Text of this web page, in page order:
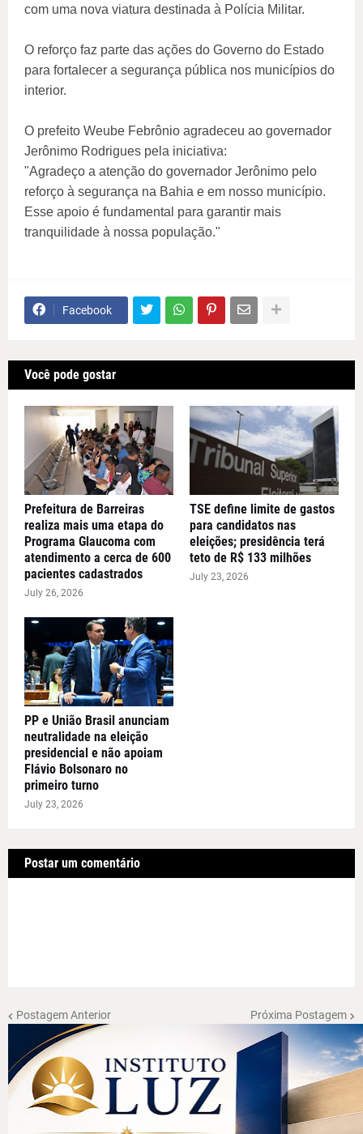
com uma nova viatura destinada à Polícia Militar.
O reforço faz parte das ações do Governo do Estado
para fortalecer a segurança pública nos municípios do
interior.
O prefeito Weube Febrônio agradeceu ao governador
Jerônimo Rodrigues pela iniciativa:
"Agradeço a atenção do governador Jerônimo pelo
reforço à segurança na Bahia e em nosso município.
Esse apoio é fundamental para garantir mais
tranquilidade à nossa população."
Facebook
Você pode gostar
Prefeitura de Barreiras
realiza mais uma etapa do
Programa Glaucoma com
atendimento a cerca de 600
pacientes cadastrados
July 26, 2026
TSE define limite de gastos
para candidatos nas
eleições; presidência terá
teto de R$ 133 milhões
July 23, 2026
PP e União Brasil anunciam
neutralidade na eleição
presidencial e não apoiam
Flávio Bolsonaro no
primeiro turno
July 23, 2026
Postar um comentário
Postagem Anterior Próxima Postagem